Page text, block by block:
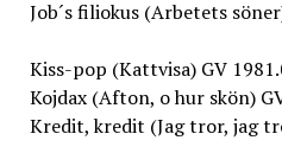
Job´s filiokus (Arbetets
Kiss-pop (Kattvisa) GV
Kojdax (Afton, o hur skön)
Kredit, kredit (Jag tror, jag